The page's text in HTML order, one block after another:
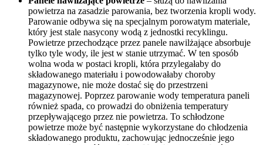
powietrza na zasadzie parowania, bez tworzenia kropli wody.
Parowanie odbywa się na specjalnym porowatym materiale,
który jest stale nasycony wodą z jednostki recyklingu.
Powietrze przechodzące przez panele nawilżające absorbuje
tylko tyle wody, ile jest w stanie utrzymać. W ten sposób
wolna woda w postaci kropli, która przylegałaby do
składowanego materiału i powodowałaby choroby
magazynowe, nie może dostać się do przestrzeni
magazynowej. Poprzez parowanie wody temperatura paneli
również spada, co prowadzi do obniżenia temperatury
przepływającego przez nie powietrza. To schłodzone
powietrze może być następnie wykorzystane do chłodzenia
składowanego produktu, zachowując jednocześnie jego